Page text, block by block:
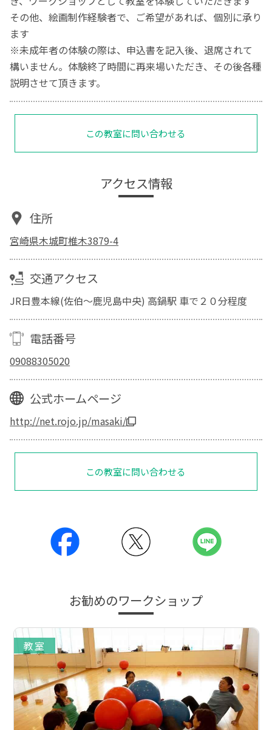
その他、絵画制作経験者で、ご希望があれば、個別に承り
ます
※未成年者の体験の際は、申込書を記入後、退席されて
構いません。体験終了時間に再来場いただき、その後各種
説明させて頂きます。
この教室に問い合わせる
アクセス情報
住所
宮崎県木城町椎木3879-4
交通アクセス
JR日豊本線(佐伯～鹿児島中央) 高鍋駅 車で２０分程度
電話番号
09088305020
公式ホームページ
http://net.rojo.jp/masaki/
この教室に問い合わせる
お勧めのワークショップ
教室